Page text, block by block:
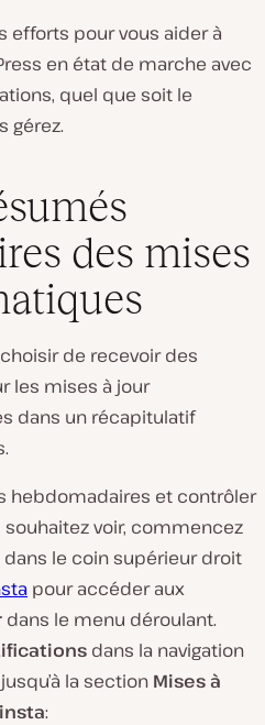
efforts pour vous aider à
en état de marche avec
quel que soit le
gérez.
des mises
de recevoir des
les mises à jour
dans un récapitulatif
hebdomadaires et contrôler
souhaitez voir, commencez
le coin supérieur droit
pour accéder aux
dans le menu déroulant.
dans la navigation
la section Mises à
: